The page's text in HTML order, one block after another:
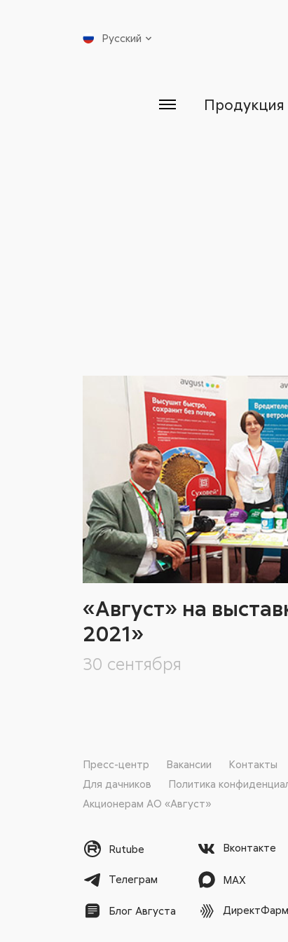
Русский
Продукция
«Август» на
2021»
30 сентября
Пресс-центр Вакансии Контакты
Для дачников
Политика
Акционерам АО «Август»
Rutube Вконтакте
Телеграм MAX
Блог Августа ДиректФарм